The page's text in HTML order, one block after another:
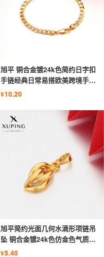
旭平 铜合金镀24k色简约日字扣
手链经典日常易搭欧美跨境手饰
批发
¥10.20
旭平简约光面几何水滴形项链吊
坠 铜合金镀24k色仿金色气质项
饰女
¥5.40